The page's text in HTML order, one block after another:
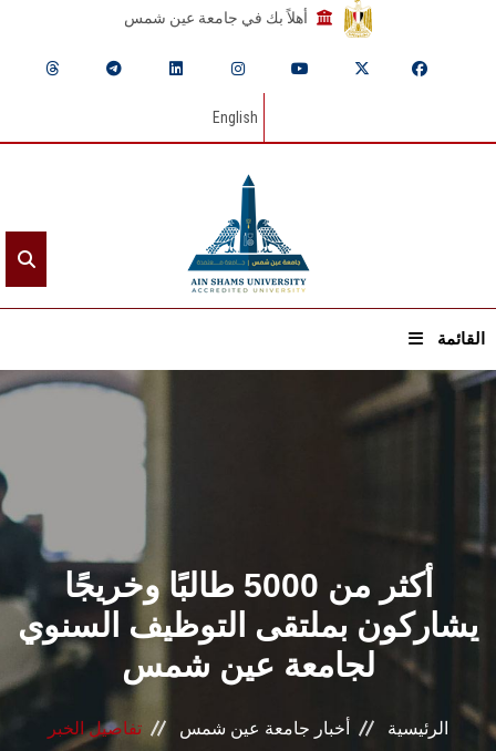
أهلاً بك في جامعة عين شمس
English
القائمة
الرئيسيـة
القطاعـات
الشئون الأكاديمية
البحث العلمي
أكثر من 5000 طالبًا وخريجًا
يشاركون بملتقى التوظيف السنوي
لجامعة عين شمس
الرئيسية أخبار جامعة عين شمس تفاصيل الخبر